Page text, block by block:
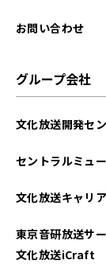
お問い合わせ
グループ会社
文化放送開発セ
セントラルミュ
文化放送キャリ
東京音研放送サ
文化放送iCraft